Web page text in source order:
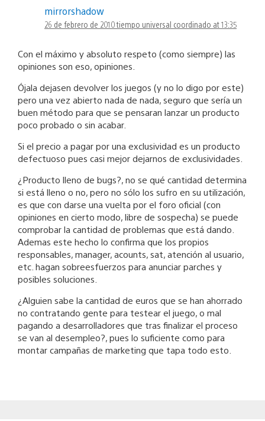
mirrorshadow
26 de febrero de 2010 tiempo universal coordinado at 13:35
Con el máximo y absoluto respeto (como siempre) las
opiniones son eso, opiniones.
Ójala dejasen devolver los juegos (y no lo digo por este)
pero una vez abierto nada de nada, seguro que sería un
buen método para que se pensaran lanzar un producto
poco probado o sin acabar.
Si el precio a pagar por una exclusividad es un producto
defectuoso pues casi mejor dejarnos de exclusividades.
¿Producto lleno de bugs?, no se qué cantidad determina
si está lleno o no, pero no sólo los sufro en su utilización,
es que con darse una vuelta por el foro oficial (con
opiniones en cierto modo, libre de sospecha) se puede
comprobar la cantidad de problemas que está dando.
Ademas este hecho lo confirma que los propios
responsables, manager, acounts, sat, atención al usuario,
etc. hagan sobreesfuerzos para anunciar parches y
posibles soluciones.
¿Alguien sabe la cantidad de euros que se han ahorrado
no contratando gente para testear el juego, o mal
pagando a desarrolladores que tras finalizar el proceso
se van al desempleo?, pues lo suficiente como para
montar campañas de marketing que tapa todo esto.